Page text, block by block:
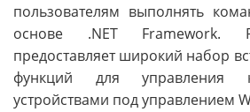
пользователям выполнять
основе .NET Framework.
предоставляет широкий набор
функций для управления
устройствами под управлением